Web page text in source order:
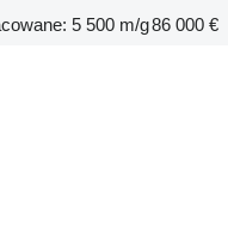
5 500 m/g86 000 €